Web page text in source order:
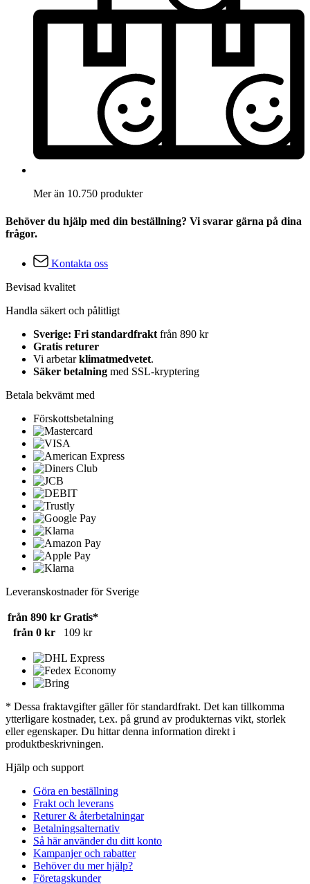
Mer än 10.750 produkter
Behöver du hjälp med din beställning? Vi svarar gärna på dina
frågor.
Kontakta oss
Bevisad kvalitet
Handla säkert och pålitligt
Sverige: Fri standardfrakt från 890 kr
Gratis returer
Vi arbetarklimatmedvetet.
Säker betalning med SSL-kryptering
Betala bekvämt med
Förskottsbetalning
Leveranskostnader för Sverige
från 890 kr Gratis*
från 0 kr
109 kr
* Dessa fraktavgifter gäller för standardfrakt. Det kan tillkomma
ytterligare kostnader, t.ex. på grund av produkternas vikt, storlek
eller egenskaper. Du hittar denna information direkt i
produktbeskrivningen.
Hjälp och support
Göra en beställning
Frakt och leverans
Returer & återbetalningar
Betalningsalternativ
Så här använder du ditt konto
Kampanjer och rabatter
Behöver du mer hjälp?
Företagskunder